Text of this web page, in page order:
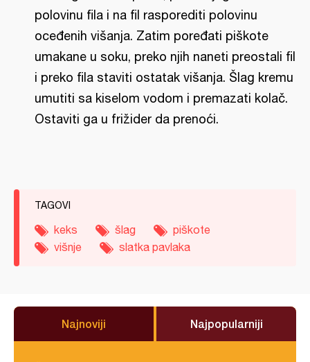
polovinu fila i na fil rasporediti polovinu
oceđenih višanja. Zatim poređati piškote
umakane u soku, preko njih naneti preostali fil
i preko fila staviti ostatak višanja. Šlag kremu
umutiti sa kiselom vodom i premazati kolač.
Ostaviti ga u frižider da prenoći.
TAGOVI
keks šlag
piškote
višnje
slatka pavlaka
Najnoviji Najpopularniji